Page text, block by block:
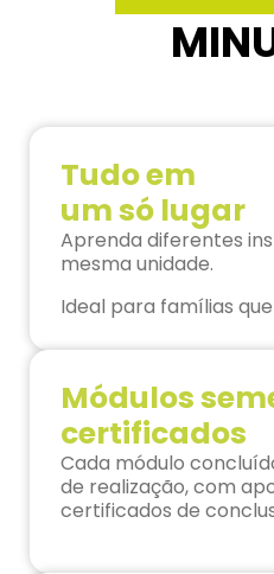
Tudo em
um só lugar
Aprenda diferentes
mesma unidade.
Ideal para famílias
Módulos
certificados
Cada módulo
de realização, com
certificados de